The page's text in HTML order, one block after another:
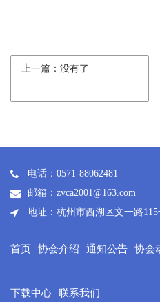
上一篇：没有了
电话：0571-88062481
邮箱：zvca2001@163.com
地址：杭州市西湖区文一路
首页 协会介绍 通知公告 协会
下载中心 联系我们